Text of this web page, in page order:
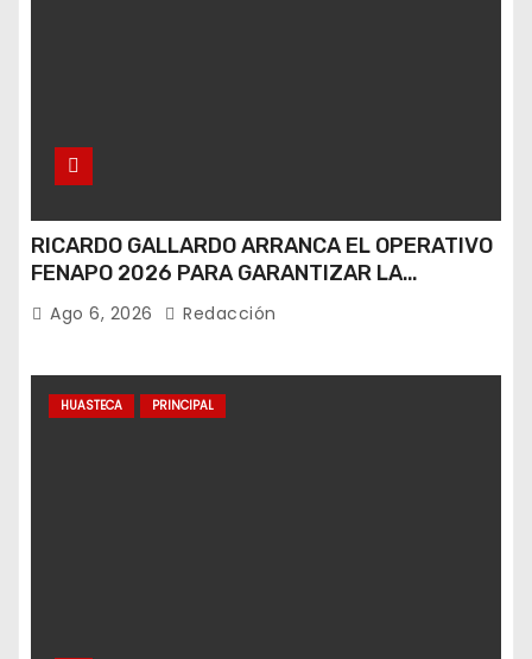
RICARDO GALLARDO ARRANCA EL OPERATIVO
FENAPO 2026 PARA GARANTIZAR LA
SEGURIDAD DE MÁS DE 9 MILLONES DE
VISITANTES
Ago 6, 2026 Redacción
HUASTECA PRINCIPAL